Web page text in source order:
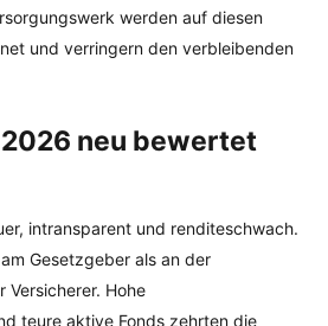
werden auf diesen
und verringern den verbleibenden
neu bewertet
intransparent und renditeschwach.
Gesetzgeber als an der
Versicherer. Hohe
teure aktive Fonds zehrten die